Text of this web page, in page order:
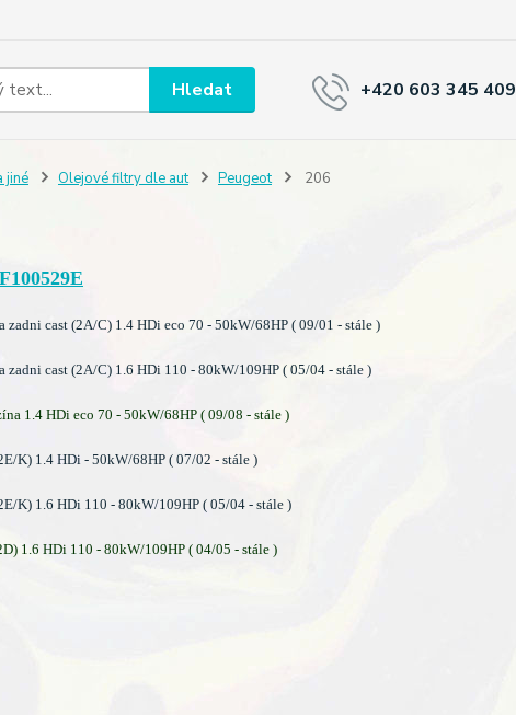
Hledat +420 603 345 409
jiné Olejové filtry dle aut Peugeot 206
zadni cast (2A/C) 1.4 HDi eco 70 - 50kW/68HP ( 09/01 - stále )
zadni cast (2A/C) 1.6 HDi 110 - 80kW/109HP ( 05/04 - stále )
1.4 HDi eco 70 - 50kW/68HP ( 09/08 - stále )
K) 1.4 HDi - 50kW/68HP ( 07/02 - stále )
K) 1.6 HDi 110 - 80kW/109HP ( 05/04 - stále )
1.6 HDi 110 - 80kW/109HP ( 04/05 - stále )